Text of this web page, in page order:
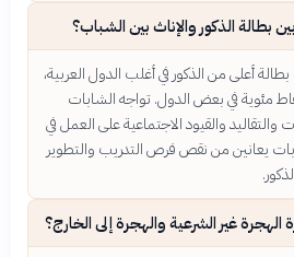
الذكور والإناث بين الشباب؟
أعلى من الذكور في أغلب الدول العربية،
تصل الفجوة إلى 10 نقاط مئوية في بعض الدول. تواجه الشابات
والتقاليد والقيود الاجتماعية على العمل في
يعانين من نقص فرص التدريب والتطوير
الهجرة غير الشرعية والهجرة إلى الخارج؟